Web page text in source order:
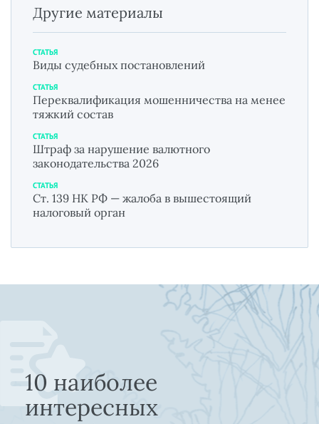
Другие материалы
СТАТЬЯ
Виды судебных постановлений
СТАТЬЯ
Переквалификация мошенничества на менее
тяжкий состав
СТАТЬЯ
Штраф за нарушение валютного
законодательства 2026
СТАТЬЯ
Ст. 139 НК РФ — жалоба в вышестоящий
налоговый орган
10 наиболее
интересных